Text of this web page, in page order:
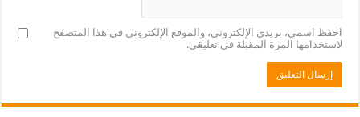
احفظ اسمي، بريدي الإلكتروني، والموقع الإلكتروني في هذا المتصفح
لاستخدامها المرة المقبلة في تعليقي.